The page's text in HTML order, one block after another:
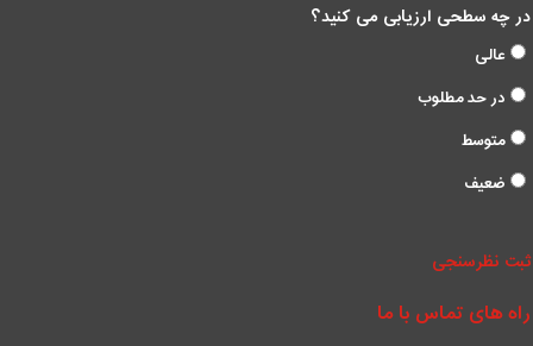
چه سطحی ارزیابی می کنید؟
عالی
در حد مطلوب
متوسط
ضعیف
نظرسنجی
های تماس با ما